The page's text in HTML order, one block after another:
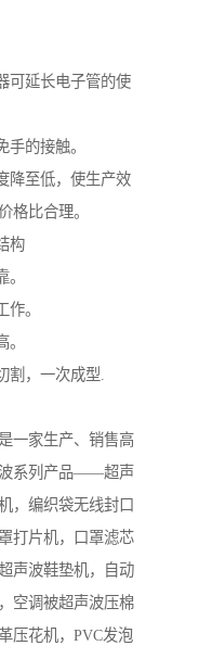
可延长电子管的使
的接触。
降至低，使生产效
格比合理。
构
。
割，一次成型.
一家生产、销售高
波系列产品——超声
，编织袋无线封口
打片机，口罩滤芯
声波鞋垫机，自动
空调被超声波压棉
压花机，PVC发泡